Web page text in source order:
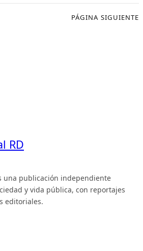
PÁGINA SIGUIENTE
RD
una publicación independiente
y vida pública, con reportajes
editoriales.